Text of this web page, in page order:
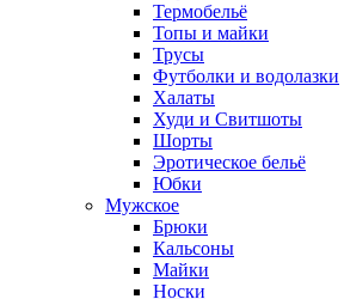
Термобельё
Топы и майки
Трусы
Футболки и водолазки
Халаты
Худи и Свитшоты
Шорты
Эротическое бельё
Юбки
Мужское
Брюки
Кальсоны
Майки
Носки